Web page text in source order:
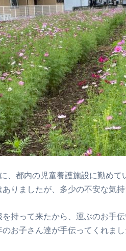
、都内の児童養護施設に勤め
りましたが、多少の不安な気
持って来たから、運ぶのお手
お子さん達が手伝ってくれまし